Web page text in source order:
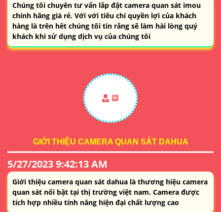
Chúng tôi chuyên tư vấn lắp đặt camera quan sát imou
chính hãng giá rẻ. Với với tiêu chí quyền lợi của khách
hàng là trên hêt chúng tôi tin rằng sẽ làm hài lòng quý
khách khi sử dụng dịch vụ của chúng tôi
🔳
GIỚI THIỆU CAMERA QUAN SÁT DAHUA
5/27/2023 9:42:13 AM
Giới thiệu camera quan sát dahua là thương hiệu camera
quan sát nổi bật tại thị trường việt nam. Camera được
tích hợp nhiều tính năng hiện đại chất lượng cao